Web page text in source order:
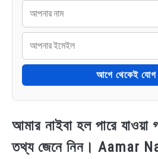
আগে থেকেই যোগ
আমার নাইবা হল পারে যাওয়া
তথ্য জেনে নিন। Aamar